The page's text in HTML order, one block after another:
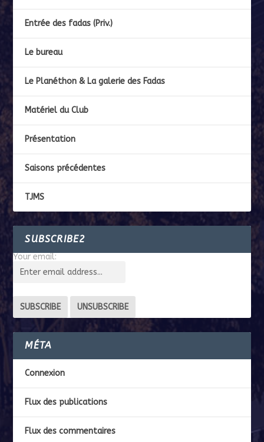
Entrée des fadas (Priv.)
Le bureau
Le Planéthon & La galerie des Fadas
Matériel du Club
Présentation
Saisons précédentes
TJMS
SUBSCRIBE2
Your email:
MÉTA
Connexion
Flux des publications
Flux des commentaires